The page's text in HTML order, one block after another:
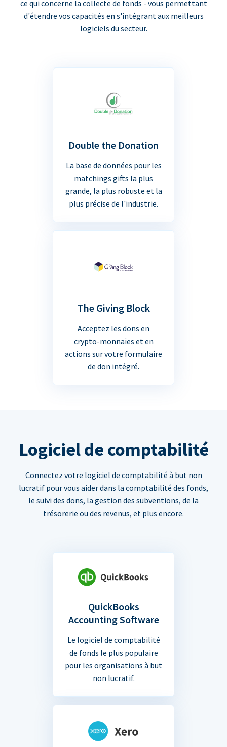
ce qui concerne la collecte de fonds - vous permettant
d'étendre vos capacités en s'intégrant aux meilleurs
logiciels du secteur.
Double the Donation
La base de données pour les
matchings gifts la plus
grande, la plus robuste et la
plus précise de l'industrie.
The Giving Block
Acceptez les dons en
crypto-monnaies et en
actions sur votre formulaire
de don intégré.
Logiciel de comptabilité
Connectez votre logiciel de comptabilité à but non
lucratif pour vous aider dans la comptabilité des fonds,
le suivi des dons, la gestion des subventions, de la
trésorerie ou des revenus, et plus encore.
QuickBooks
Accounting Software
Le logiciel de comptabilité
de fonds le plus populaire
pour les organisations à but
non lucratif.